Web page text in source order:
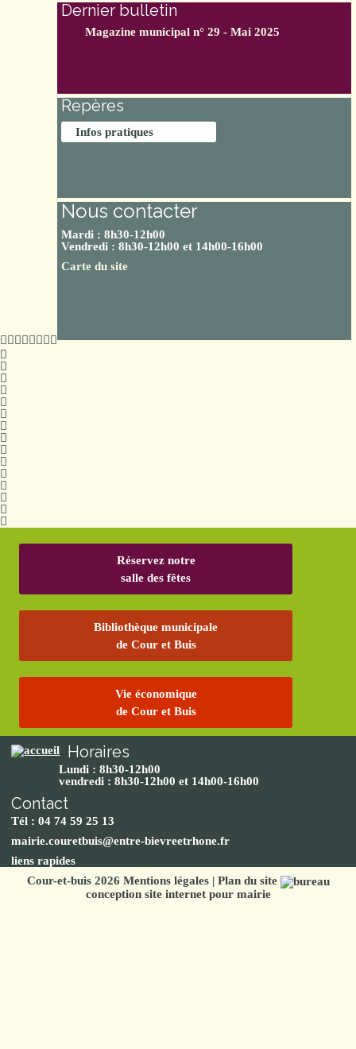
Dernier bulletin
Magazine municipal n° 29 - Mai 2025
Repères
Infos pratiques
Nous contacter
Mardi : 8h30-12h00
Vendredi : 8h30-12h00 et 14h00-16h00
Carte du site
Réservez notre
salle des fêtes
Bibliothèque municipale
de Cour et Buis
Vie économique
de Cour et Buis
Horaires
Lundi : 8h30-12h00
vendredi : 8h30-12h00 et 14h00-16h00
Contact
Tél : 04 74 59 25 13
mairie.couretbuis@entre-bievreetrhone.fr
liens rapides
Cour-et-buis 2026 Mentions légales| Plan du site
conception site internet pour mairie